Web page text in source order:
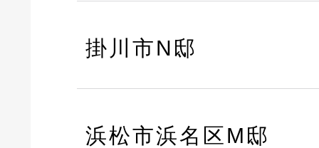
掛川市N邸
浜松市浜名区M邸